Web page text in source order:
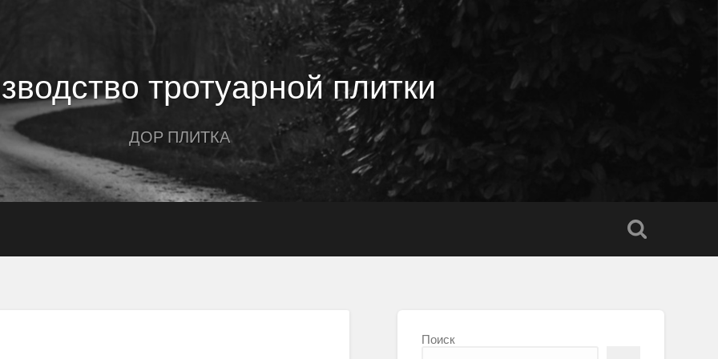
тротуарной плитки
ДОР ПЛИТКА
Поиск